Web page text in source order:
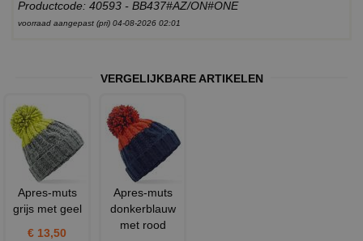
Productcode: 40593 - BB437#AZ/ON#ONE
voorraad aangepast (pri) 04-08-2026 02:01
VERGELIJKBARE ARTIKELEN
Apres-muts
grijs met geel
€ 13,50
Apres-muts
donkerblauw
met rood